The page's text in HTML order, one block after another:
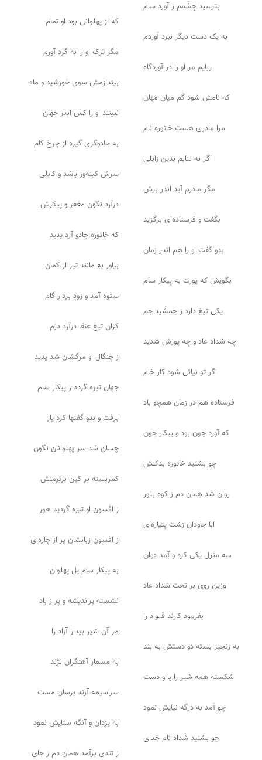
بترسید چشمم ز آورد سام
که از پهلوانی بود او تمام
به یک دست دیگر نبرد آوردم
مگر ترک او را به گرد آورم
ربایم مر او را در آوردگاه
بیندازمش سوی خورشید و ماه
که نامش شود گم میان مهان
نبینند او را کس اندر جهان
مرا مادری هست خاتوره نام
به جادوگری گیرد از چرخ کام
اگر نه نتابم بدین زابلی
سرش کینه‌ور باشد و کابلی
مگر مادرم آید اندر برش
درآرد نگون مغفر و پیکرش
بگفت و فرستاده‌ای برگزید
که خاتوره جادو آرد پدید
بدو گفت او را هم اندر زمان
بیاور به مانند تیر از کمان
بگویش که پورت به پیکار سام
ستوه آمد و زود بردار گام
یکی تیغ دارد ز جمشید جم
کزان تیغ عنقا درآرد دژم
چه شداد عاد و چه پورش شدید
ز چنگال او مرگشان شد پدید
اگر تو نیائی شود کار خام
جهان تیره گردد ز پیکار سام
فرستاده هم در زمان همچو باد
برفت و بدو گفتها کرد یار
که آورد چون بود و پیکار چون
چسان شد سر پهلوانان نگون
چو بشنید خاتوره بدکنش
کمربسته بر کین برترمنش
روان شد همان دم ز کوه بلور
ز افسون او تیره گردید هور
ابا جاودان زشت پتیاره‌ای
ز افسون زبانشان پر از چاره‌ای
سه منزل یکی کرد و آمد دوان
به پیکار سام یل پهلوان
وزین روی بر تخت شداد عاد
نشسته پراندیشه و پر ز باد
بفرمود کارند قلواد را
مر آن شیر بیدار آزاد را
به زنجیر بسته دو دستش به بند
به مسمار آهنگران نژند
شکسته همه شیر را پا و دست
سراسیمه آرند برسان مست
چو آمد به درگه نیایش نمود
به یزدان و آنگه ستایش نمود
چو بشنید شداد نام خدای
ز تندی برآمد همان دم ز جای